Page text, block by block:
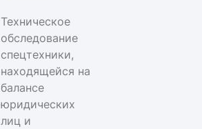
Техническое
обследование
спецтехники,
находящейся на
балансе
юридических
лиц и